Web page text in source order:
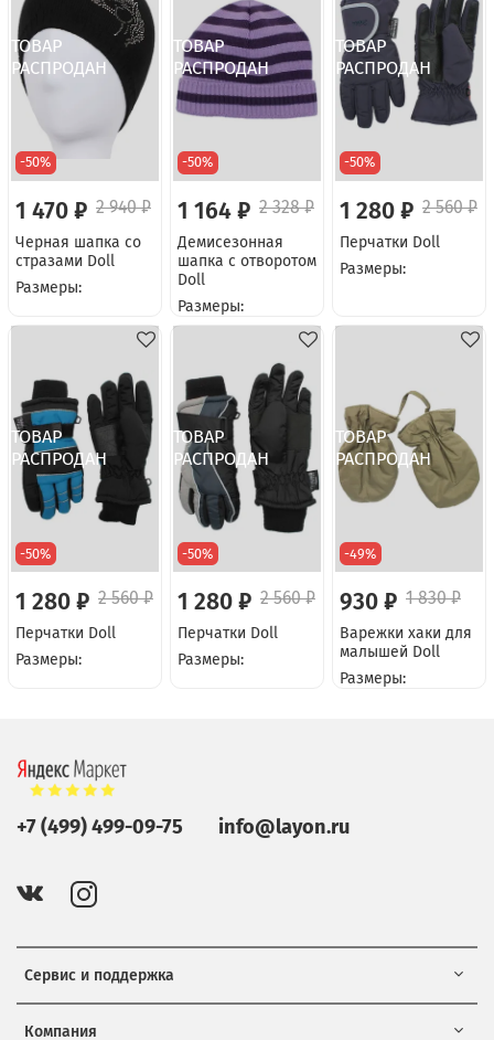
-50%
1 470 ₽ 2 940 ₽
Черная шапка со
стразами Doll
Размеры:
-50%
1 164 ₽ 2 328 ₽
Демисезонная
шапка с отворотом
Doll
Размеры:
-50%
1 280 ₽ 2 560 ₽
Перчатки Doll
Размеры:
-50%
1 280 ₽ 2 560 ₽
Перчатки Doll
Размеры:
-50%
1 280 ₽ 2 560 ₽
Перчатки Doll
Размеры:
-49%
930 ₽ 1 830 ₽
Варежки хаки для
малышей Doll
Размеры:
Сервис и поддержка
Компания
+7 (499) 499-09-75 info@layon.ru